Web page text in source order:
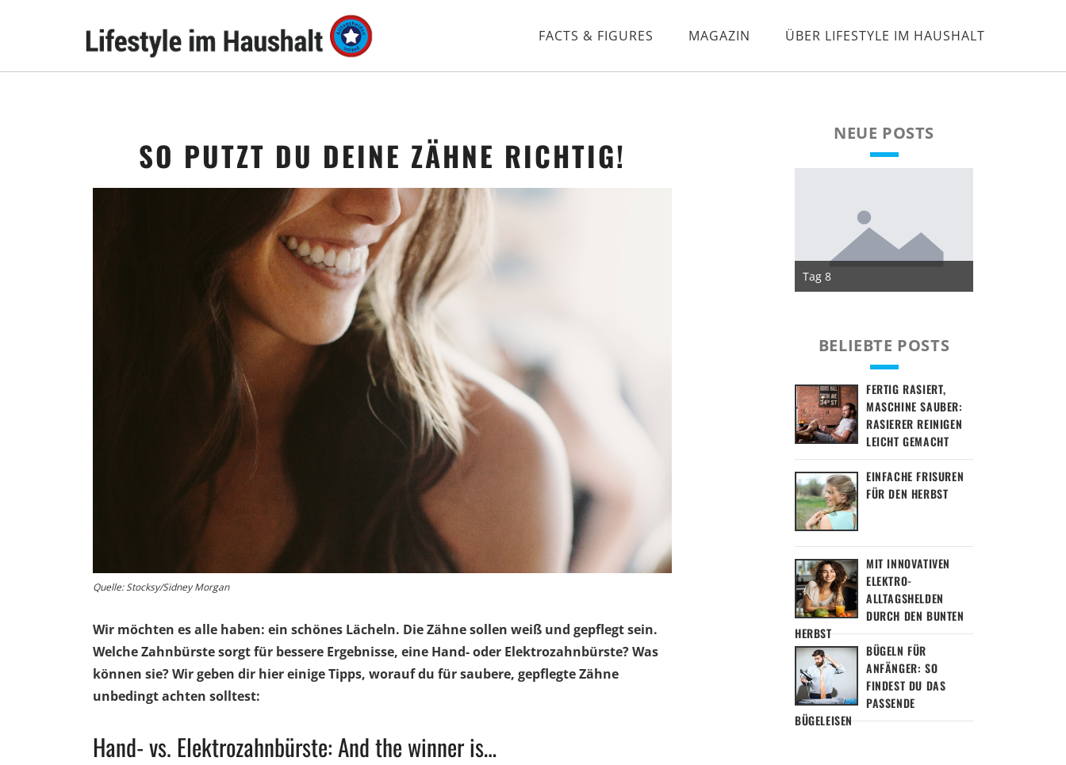
FACTS & FIGURES MAGAZIN ÜBER LIFESTYLE IM HAUSHALT
SO PUTZT DU DEINE ZÄHNE RICHTIG!
Quelle: Stocksy/Sidney Morgan
Wir möchten es alle haben: ein schönes Lächeln. Die Zähne sollen weiß und gepflegt sein.
Welche Zahnbürste sorgt für bessere Ergebnisse, eine Hand- oder Elektrozahnbürste? Was
können sie? Wir geben dir hier einige Tipps, worauf du für saubere, gepflegte Zähne
unbedingt achten solltest:
Hand- vs. Elektrozahnbürste: And the winner is…
NEUE POSTS
Tag 5 Tag 8
BELIEBTE POSTS
FERTIG RASIERT,
MASCHINE SAUBER:
RASIERER REINIGEN
LEICHT GEMACHT
EINFACHE FRISUREN
FÜR DEN HERBST
MIT INNOVATIVEN
ELEKTRO-
ALLTAGSHELDEN
DURCH DEN BUNTEN
HERBST
BÜGELN FÜR
ANFÄNGER: SO
FINDEST DU DAS
PASSENDE
BÜGELEISEN